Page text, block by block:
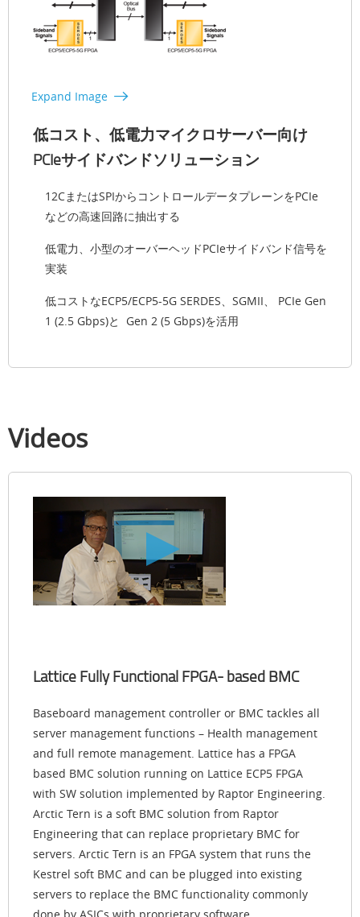
Expand Image
低コスト、低電力マイクロサーバー向け
PCIeサイドバンドソリューション
12CまたはSPIからコントロールデータプレーンをPCIe
などの高速回路に抽出する
低電力、小型のオーバーヘッドPCIeサイドバンド信号を
実装
低コストなECP5/ECP5-5G SERDES、SGMII、 PCIe Gen
1 (2.5 Gbps)と Gen 2 (5 Gbps)を活用
Videos
Lattice Fully Functional FPGA- based BMC
Baseboard management controller or BMC tackles all
server management functions – Health management
and full remote management. Lattice has a FPGA
based BMC solution running on Lattice ECP5 FPGA
with SW solution implemented by Raptor Engineering.
Arctic Tern is a soft BMC solution from Raptor
Engineering that can replace proprietary BMC for
servers. Arctic Tern is an FPGA system that runs the
Kestrel soft BMC and can be plugged into existing
servers to replace the BMC functionality commonly
done by ASICs with proprietary software.